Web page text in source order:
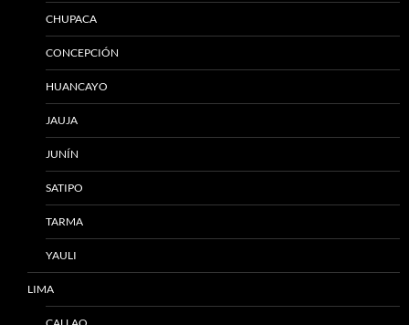
CHUPACA
CONCEPCIÓN
HUANCAYO
JAUJA
JUNÍN
SATIPO
TARMA
YAULI
LIMA